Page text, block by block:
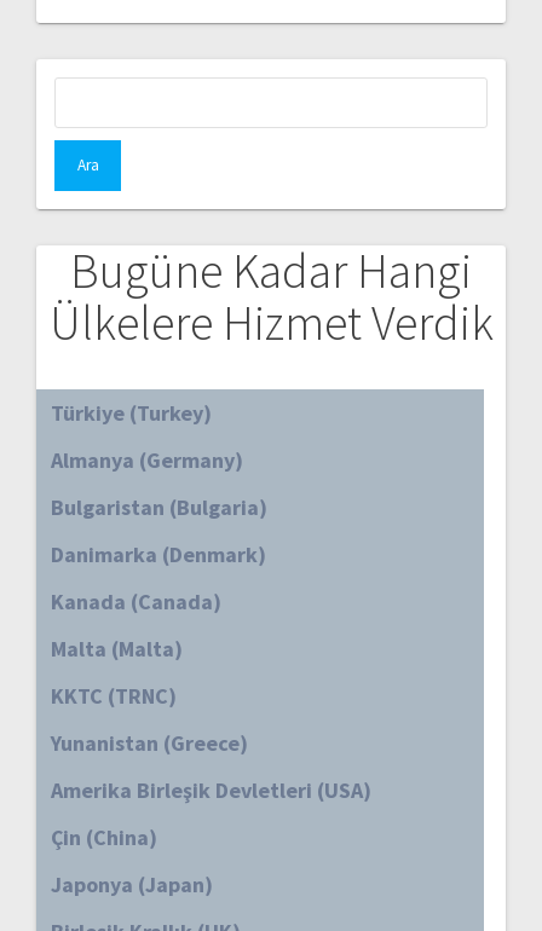
Bugüne Kadar Hangi
Ülkelere Hizmet Verdik
Türkiye (Turkey)
Almanya (Germany)
Bulgaristan (Bulgaria)
Danimarka (Denmark)
Kanada (Canada)
Malta (Malta)
KKTC (TRNC)
Yunanistan (Greece)
Amerika Birleşik Devletleri (USA)
Çin (China)
Japonya (Japan)